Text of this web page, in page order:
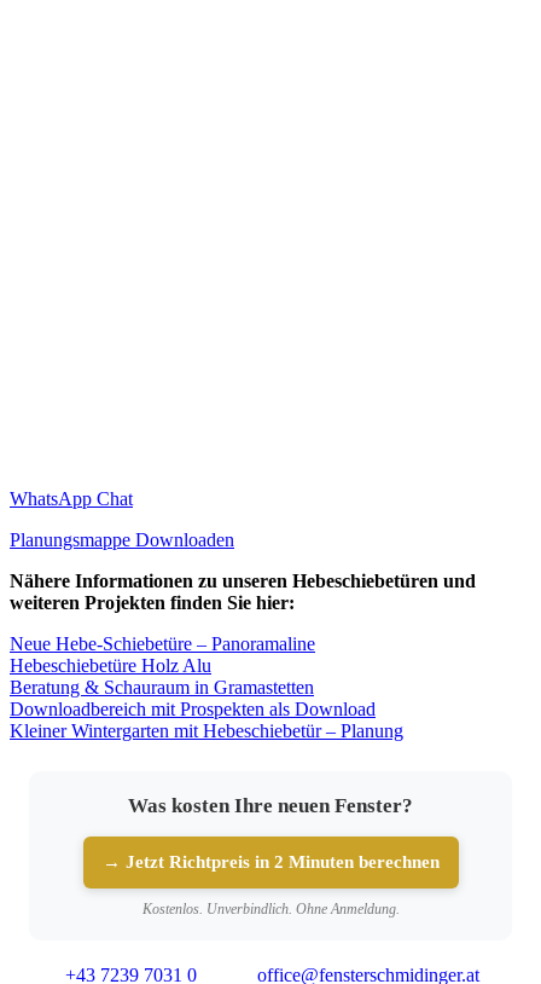
WhatsApp Chat
Planungsmappe Downloaden
Nähere Informationen zu unseren Hebeschiebetüren und
weiteren Projekten finden Sie hier:
Neue Hebe-Schiebetüre – Panoramaline
Hebeschiebetüre Holz Alu
Beratung & Schauraum in Gramastetten
Downloadbereich mit Prospekten als Download
Kleiner Wintergarten mit Hebeschiebetür – Planung
Was kosten Ihre neuen Fenster?
→ Jetzt Richtpreis in 2 Minuten berechnen
Kostenlos. Unverbindlich. Ohne Anmeldung.
+43 7239 7031 0 office@fensterschmidinger.at